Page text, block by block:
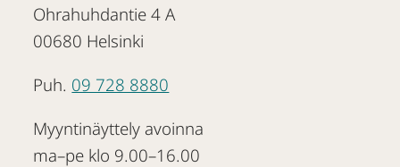
Ohrahuhdantie 4 A
00680 Helsinki
Puh. 09 728 8880
Myyntinäyttely avoinna
ma–pe klo 9.00–16.00